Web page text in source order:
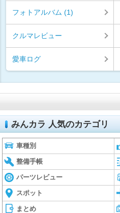
フォトアルバム (1)
クルマレビュー
愛車ログ
みんカラ 人気のカテゴリ
車種別
整備手帳
パーツレビュー
スポット
まとめ